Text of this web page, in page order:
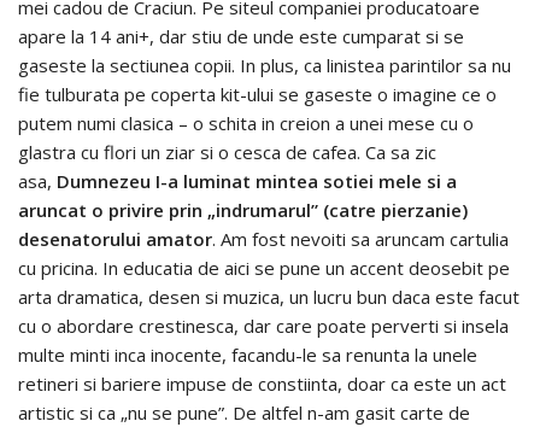
mei cadou de Craciun. Pe siteul companiei producatoare
apare la 14 ani+, dar stiu de unde este cumparat si se
gaseste la sectiunea copii. In plus, ca linistea parintilor sa nu
fie tulburata pe coperta kit-ului se gaseste o imagine ce o
putem numi clasica – o schita in creion a unei mese cu o
glastra cu flori un ziar si o cesca de cafea. Ca sa zic
asa, Dumnezeu I-a luminat mintea sotiei mele si a
aruncat o privire prin „indrumarul” (catre pierzanie)
desenatorului amator. Am fost nevoiti sa aruncam cartulia
cu pricina. In educatia de aici se pune un accent deosebit pe
arta dramatica, desen si muzica, un lucru bun daca este facut
cu o abordare crestinesca, dar care poate perverti si insela
multe minti inca inocente, facandu-le sa renunta la unele
retineri si bariere impuse de constiinta, doar ca este un act
artistic si ca „nu se pune”. De altfel n-am gasit carte de